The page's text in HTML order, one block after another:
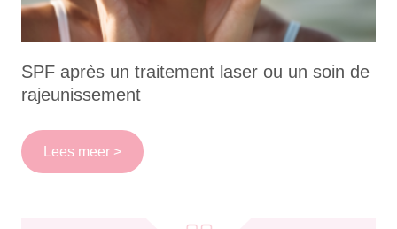
SPF après un traitement laser ou un soin de
rajeunissement
Lees meer >